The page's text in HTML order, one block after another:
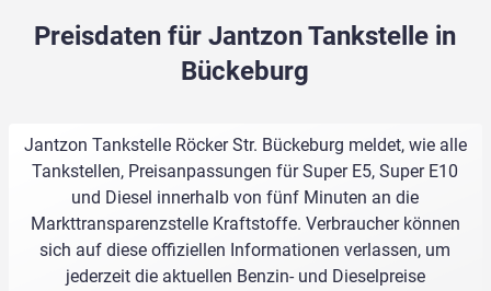
Preisdaten für Jantzon Tankstelle in
Bückeburg
Jantzon Tankstelle Röcker Str. Bückeburg meldet, wie alle
Tankstellen, Preisanpassungen für Super E5, Super E10
und Diesel innerhalb von fünf Minuten an die
Markttransparenzstelle Kraftstoffe. Verbraucher können
sich auf diese offiziellen Informationen verlassen, um
jederzeit die aktuellen Benzin- und Dieselpreise